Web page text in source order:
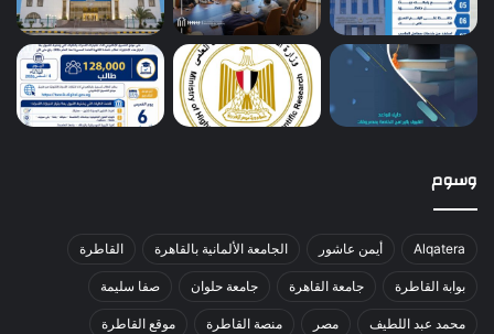
وسوم
Alqatera أيمن عاشور الجامعة الألمانية بالقاهرة القاطرة
بوابة القاطرة جامعة القاهرة جامعة حلوان صفا سليمة
محمد عبد اللطيف مصر منصة القاطرة موقع القاطرة